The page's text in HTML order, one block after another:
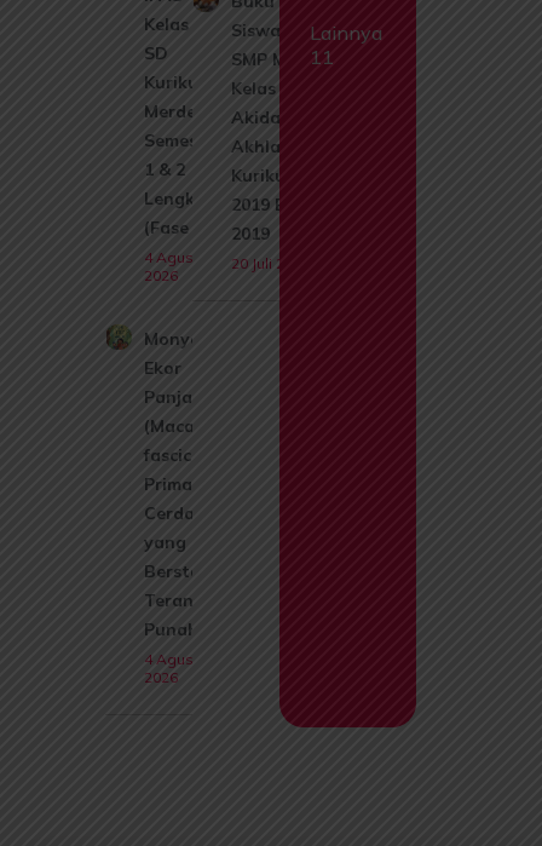
Kelas 1
SD
Kurikulum
Merdeka
Semester
1 & 2
Lengkap
(Fase A)
4 Agustus
2026
Monyet
Ekor
Panjang
(Macaca
fascicularis):
Primata
Cerdas
yang Kini
Berstatus
Terancam
Punah
4 Agustus
2026
Siswa
SMP Mts
Kelas 8
Akidah
Akhlak
Kurikulum
2019 Edisi
2019
20 Juli 2026
Lainnya
11